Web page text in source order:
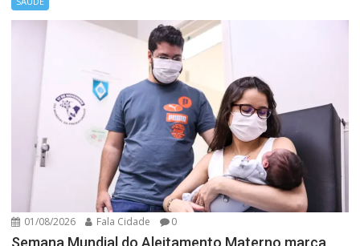
01/08/2026 Fala Cidade 0
Semana Mundial do Aleitamento Materno marca